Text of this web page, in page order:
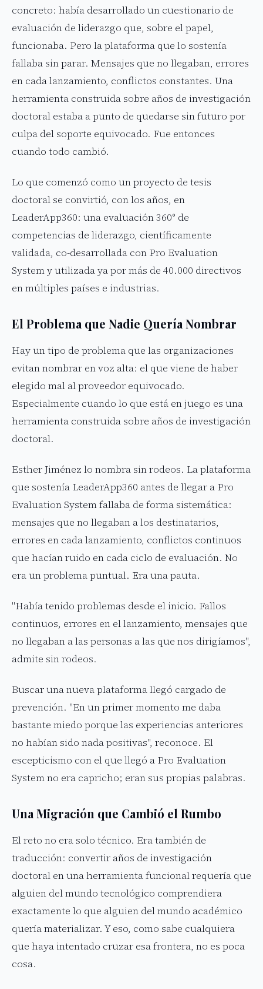
concreto: había desarrollado un cuestionario de
evaluación de liderazgo que, sobre el papel,
funcionaba. Pero la plataforma que lo sostenía
fallaba sin parar. Mensajes que no llegaban, errores
en cada lanzamiento, conflictos constantes. Una
herramienta construida sobre años de investigación
doctoral estaba a punto de quedarse sin futuro por
culpa del soporte equivocado. Fue entonces
cuando todo cambió.
Lo que comenzó como un proyecto de tesis
doctoral se convirtió, con los años, en
LeaderApp360: una evaluación 360° de
competencias de liderazgo, científicamente
validada, co-desarrollada con Pro Evaluation
System y utilizada ya por más de 40.000 directivos
en múltiples países e industrias.
El Problema que Nadie Quería Nombrar
Hay un tipo de problema que las organizaciones
evitan nombrar en voz alta: el que viene de haber
elegido mal al proveedor equivocado.
Especialmente cuando lo que está en juego es una
herramienta construida sobre años de investigación
doctoral.
Esther Jiménez lo nombra sin rodeos. La plataforma
que sostenía LeaderApp360 antes de llegar a Pro
Evaluation System fallaba de forma sistemática:
mensajes que no llegaban a los destinatarios,
errores en cada lanzamiento, conflictos continuos
que hacían ruido en cada ciclo de evaluación. No
era un problema puntual. Era una pauta.
"Había tenido problemas desde el inicio. Fallos
continuos, errores en el lanzamiento, mensajes que
no llegaban a las personas a las que nos dirigíamos",
admite sin rodeos.
Buscar una nueva plataforma llegó cargado de
prevención. "En un primer momento me daba
bastante miedo porque las experiencias anteriores
no habían sido nada positivas", reconoce. El
escepticismo con el que llegó a Pro Evaluation
System no era capricho; eran sus propias palabras.
Una Migración que Cambió el Rumbo
El reto no era solo técnico. Era también de
traducción: convertir años de investigación
doctoral en una herramienta funcional requería que
alguien del mundo tecnológico comprendiera
exactamente lo que alguien del mundo académico
quería materializar. Y eso, como sabe cualquiera
que haya intentado cruzar esa frontera, no es poca
cosa.